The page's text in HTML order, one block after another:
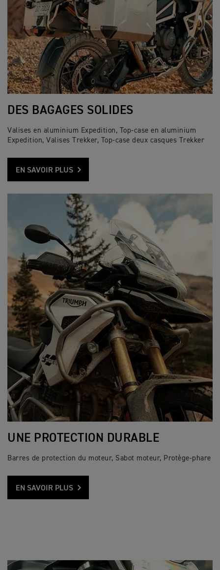
DES BAGAGES SOLIDES
Valises en aluminium Expedition, Top-case en aluminium
Expedition, Valises Trekker, Top-case deux casques Trekker
EN SAVOIR PLUS
UNE PROTECTION DURABLE
Barres de protection du moteur, Sabot moteur, Protège-phare
EN SAVOIR PLUS